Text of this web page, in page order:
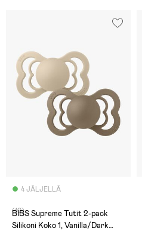
4 JÄLJELLÄ
(10)
BIBS Supreme Tutit 2-pack
Silikoni Koko 1, Vanilla/Dark